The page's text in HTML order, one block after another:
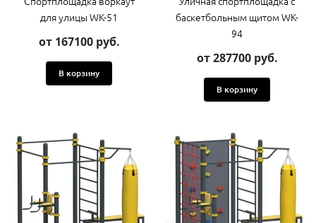
для улицы WK-51
от 167100 руб.
В корзину
баскетбольным щитом WK-
94
от 287700 руб.
В корзину